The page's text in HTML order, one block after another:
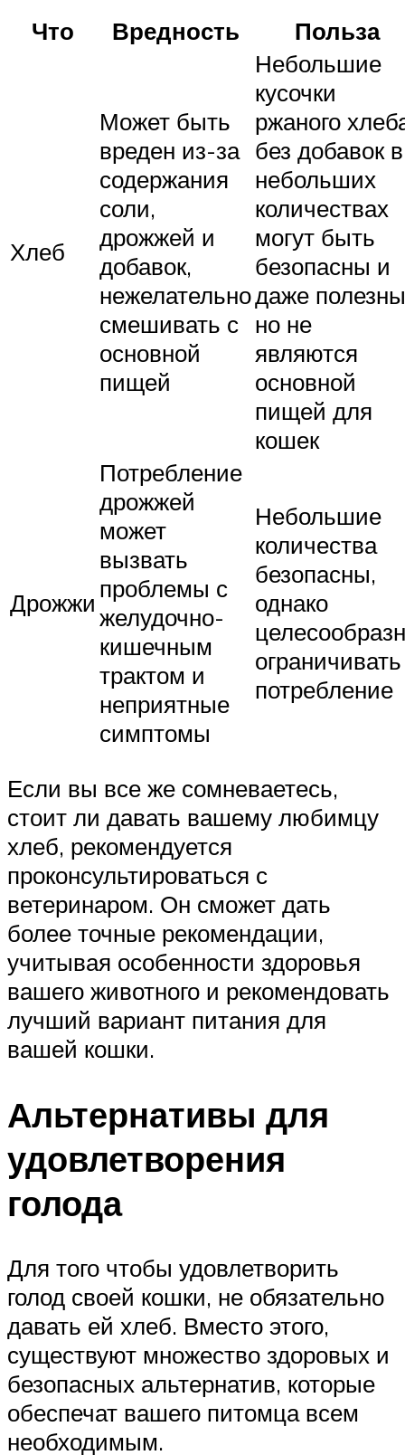
Что
Вредность Польза
Хлеб
Может быть
вреден из-за
содержания
соли,
дрожжей и
добавок,
нежелательно
смешивать с
основной
пищей
Небольшие
кусочки
ржаного
без добавок в
небольших
количествах
могут быть
безопасны и
даже
но не
являются
основной
пищей для
кошек
Дрожжи
Потребление
дрожжей
может
вызвать
проблемы с
желудочно-
кишечным
трактом и
неприятные
симптомы
Небольшие
количества
безопасны,
однако
ограничивать
потребление
Если вы все же сомневаетесь,
стоит ли давать вашему любимцу
хлеб, рекомендуется
проконсультироваться с
ветеринаром. Он сможет дать
более точные рекомендации,
учитывая особенности здоровья
вашего животного и рекомендовать
лучший вариант питания для
вашей кошки.
Альтернативы для
удовлетворения
голода
Для того чтобы удовлетворить
голод своей кошки, не обязательно
давать ей хлеб. Вместо этого,
существуют множество здоровых и
безопасных альтернатив, которые
обеспечат вашего питомца всем
необходимым.